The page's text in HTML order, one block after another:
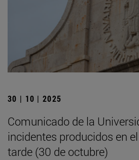
30 | 10 | 2025
Comunicado de la
incidentes producidos en
tarde (30 de octubre)